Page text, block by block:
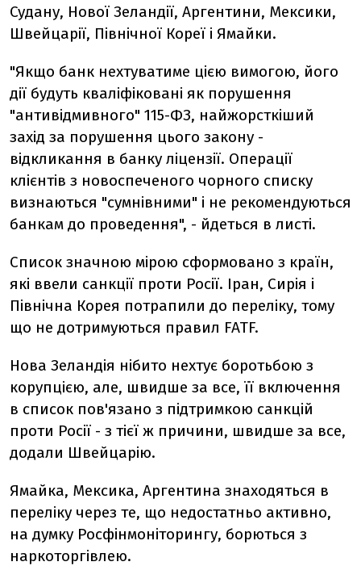
Судану, Нової Зеландії, Аргентини, Мексики,
Швейцарії, Північної Кореї і Ямайки.
"Якщо банк нехтуватиме цією вимогою, його
дії будуть кваліфіковані як порушення
"антивідмивного" 115-ФЗ, найжорсткіший
захід за порушення цього закону -
відкликання в банку ліцензії. Операції
клієнтів з новоспеченого чорного списку
визнаються "сумнівними" і не рекомендуються
банкам до проведення", - йдеться в листі.
Список значною мірою сформовано з країн,
які ввели санкції проти Росії. Іран, Сирія і
Північна Корея потрапили до переліку, тому
що не дотримуються правил FATF.
Нова Зеландія нібито нехтує боротьбою з
корупцією, але, швидше за все, її включення
в список пов'язано з підтримкою санкцій
проти Росії - з тієї ж причини, швидше за все,
додали Швейцарію.
Ямайка, Мексика, Аргентина знаходяться в
переліку через те, що недостатньо активно,
на думку Росфінмоніторингу, борються з
наркоторгівлею.